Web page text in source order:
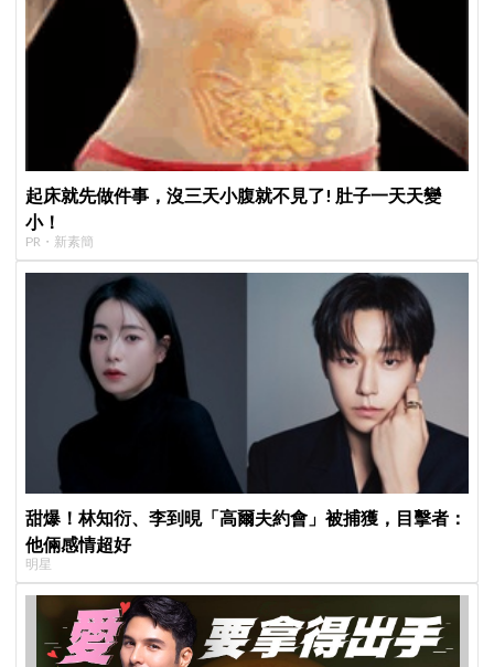
起床就先做件事，沒三天小腹就不見了! 肚子一天天變
小！
PR・新素簡
甜爆！林知衍、李到晛「高爾夫約會」被捕獲，目擊者：
他倆感情超好
明星